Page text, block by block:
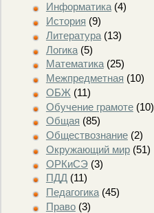
Информатика(4)
История (9)
Литература(13)
Логика(5)
Математика(25)
Межпредметная (10)
ОБЖ (11)
Обучение грамоте(10)
Общая (85)
Обществознание(2)
Окружающий мир(51)
ОРКиСЭ(3)
ПДД (11)
Педагогика(45)
Право(3)